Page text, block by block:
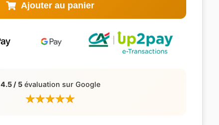
Ajouter au panier
4.5 / 5évaluation sur Google